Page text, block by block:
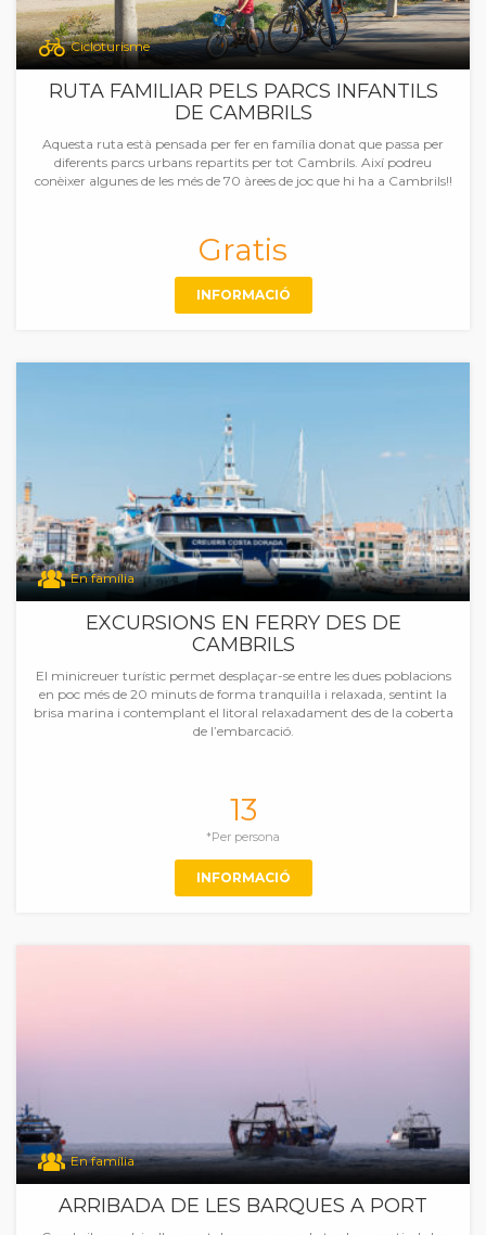
Cicloturisme
RUTA FAMILIAR PELS PARCS INFANTILS
DE CAMBRILS
Aquesta ruta està pensada per fer en família donat que passa per
diferents parcs urbans repartits per tot Cambrils. Així podreu
conèixer algunes de les més de 70 àrees de joc que hi ha a Cambrils!!
Gratis
INFORMACIÓ
En família
EXCURSIONS EN FERRY DES DE
CAMBRILS
El minicreuer turístic permet desplaçar-se entre les dues poblacions
en poc més de 20 minuts de forma tranquil·la i relaxada, sentint la
brisa marina i contemplant el litoral relaxadament des de la coberta
de l’embarcació.
13
*Per persona
INFORMACIÓ
En família
ARRIBADA DE LES BARQUES A PORT